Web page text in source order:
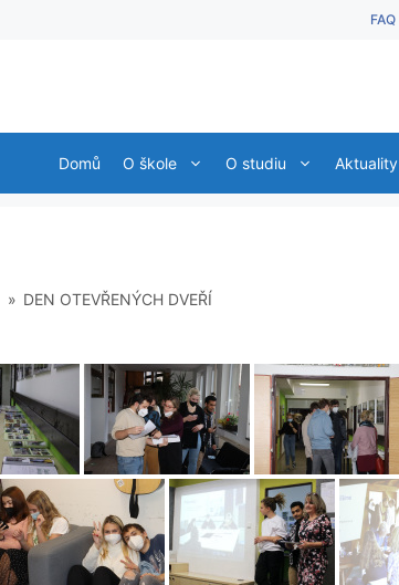
FAQ
Domů O škole O studiu Aktuality
» DEN OTEVŘENÝCH DVEŘÍ